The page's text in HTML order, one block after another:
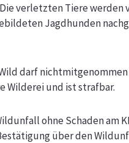
verletzten Tiere werden
Jagdhunden
darf nichtmitgenommen
Wilderei und ist strafbar.
ohne Schaden am
über den